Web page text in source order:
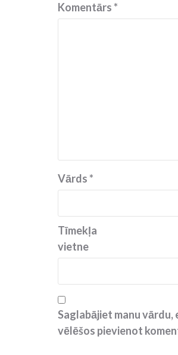
Komentārs*
Vārds*
Tīmekļa
vietne
Saglabājiet manu vārdu,
vēlēšos pievienot